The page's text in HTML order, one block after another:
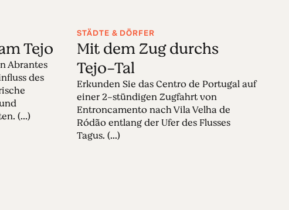
Tejo
Abrantes
des
(...)
STÄDTE & DÖRFER
Mit dem Zug durchs
Tejo-Tal
Erkunden Sie das Centro de Portugal auf
einer 2-stündigen Zugfahrt von
Entroncamento nach Vila Velha de
Ródão entlang der Ufer des Flusses
Tagus. (...)